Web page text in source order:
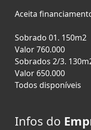
Aceita
Sobrado 01. 150m2
Valor 760.000
Sobrados 2/3.
Valor 650.000
Todos disponíveis
Infos do